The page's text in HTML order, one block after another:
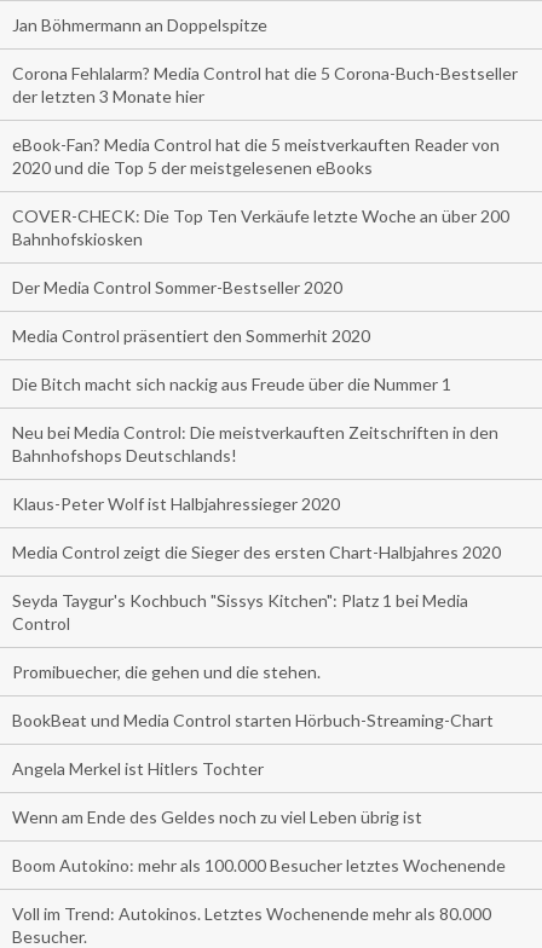
Jan Böhmermann an Doppelspitze
Corona Fehlalarm? Media Control hat die 5 Corona-Buch-Bestseller
der letzten 3 Monate hier
eBook-Fan? Media Control hat die 5 meistverkauften Reader von
2020 und die Top 5 der meistgelesenen eBooks
COVER-CHECK: Die Top Ten Verkäufe letzte Woche an über 200
Bahnhofskiosken
Der Media Control Sommer-Bestseller 2020
Media Control präsentiert den Sommerhit 2020
Die Bitch macht sich nackig aus Freude über die Nummer 1
Neu bei Media Control: Die meistverkauften Zeitschriften in den
Bahnhofshops Deutschlands!
Klaus-Peter Wolf ist Halbjahressieger 2020
Media Control zeigt die Sieger des ersten Chart-Halbjahres 2020
Seyda Taygur's Kochbuch "Sissys Kitchen": Platz 1 bei Media
Control
Promibuecher, die gehen und die stehen.
BookBeat und Media Control starten Hörbuch-Streaming-Chart
Angela Merkel ist Hitlers Tochter
Wenn am Ende des Geldes noch zu viel Leben übrig ist
Boom Autokino: mehr als 100.000 Besucher letztes Wochenende
Voll im Trend: Autokinos. Letztes Wochenende mehr als 80.000
Besucher.